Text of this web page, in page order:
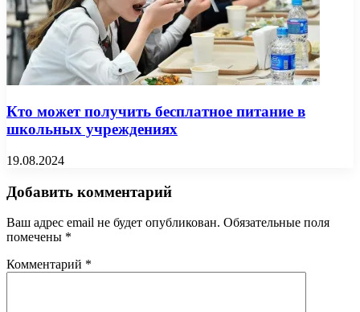
Кто может получить бесплатное питание в
школьных учреждениях
19.08.2024
Добавить комментарий
Ваш адрес email не будет опубликован. Обязательные поля
помечены *
Комментарий *